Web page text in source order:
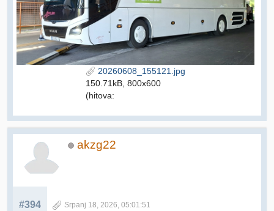
20260608_155121.jpg
150.71kB, 800x600
(hitova:
akzg22
#394 Srpanj 18, 2026, 05:01:51